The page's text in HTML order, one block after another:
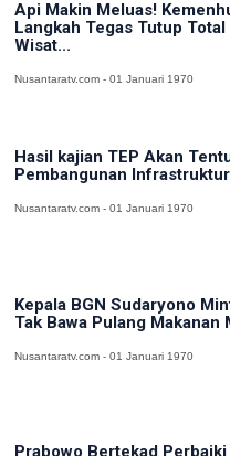
Api Makin Meluas!
Langkah Tegas Tutup
Wisat...
Nusantaratv.com - 01 Januari 1970
Hasil kajian TEP Akan
Pembangunan Infrastruktur
Nusantaratv.com - 01 Januari 1970
Kepala BGN Sudaryono
Tak Bawa Pulang Makanan
Nusantaratv.com - 01 Januari 1970
Prabowo Bertekad